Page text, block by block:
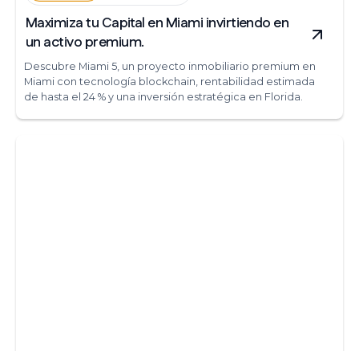
Maximiza tu Capital en Miami invirtiendo en
un activo premium.
Descubre Miami 5, un proyecto inmobiliario premium en
Miami con tecnología blockchain, rentabilidad estimada
de hasta el 24 % y una inversión estratégica en Florida.